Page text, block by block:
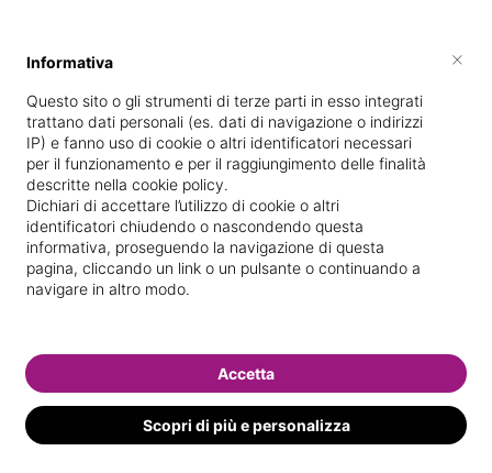
Diplomata
formativa della provincia di rietinel
29/06/2012
Vedi le informazioni di Lina
Informativa
Questo sito o gli strumenti di terze parti in esso integrati
trattano dati personali (es. dati di navigazione o indirizzi
IP) e fanno uso di cookie o altri identificatori necessari
per il funzionamento e per il raggiungimento delle finalità
descritte nella cookie policy.
Dichiari di accettare l’utilizzo di cookie o altri
identificatori chiudendo o nascondendo questa
informativa, proseguendo la navigazione di questa
pagina, cliccando un link o un pulsante o continuando a
navigare in altro modo.
Scopri di più e personalizza
Accetta
×